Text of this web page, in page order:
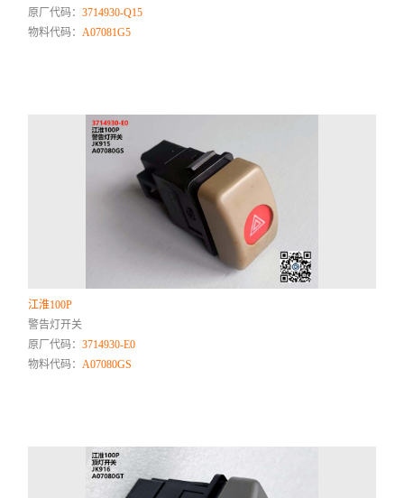
原厂代码：3714930-Q15
物料代码：A07081G5
江淮100P
警告灯开关
原厂代码：3714930-E0
物料代码：A07080GS